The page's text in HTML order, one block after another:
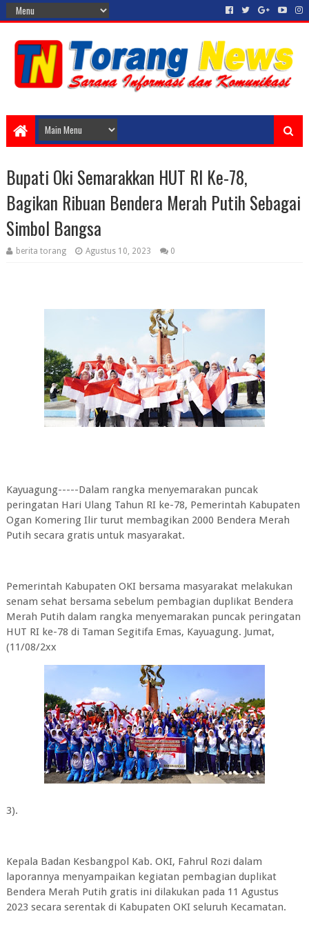
Bupati Oki Semarakkan HUT RI Ke-78,
Bagikan Ribuan Bendera Merah Putih Sebagai
Simbol Bangsa
berita torang Agustus 10, 2023 0
Kayuagung-----Dalam rangka menyemarakan puncak
peringatan Hari Ulang Tahun RI ke-78, Pemerintah Kabupaten
Ogan Komering Ilir turut membagikan 2000 Bendera Merah
Putih secara gratis untuk masyarakat.
Pemerintah Kabupaten OKI bersama masyarakat melakukan
senam sehat bersama sebelum pembagian duplikat Bendera
Merah Putih dalam rangka menyemarakan puncak peringatan
HUT RI ke-78 di Taman Segitifa Emas, Kayuagung. Jumat,
(11/08/2xx
3).
Kepala Badan Kesbangpol Kab. OKI, Fahrul Rozi dalam
laporannya menyampaikan kegiatan pembagian duplikat
Bendera Merah Putih gratis ini dilakukan pada 11 Agustus
2023 secara serentak di Kabupaten OKI seluruh Kecamatan.